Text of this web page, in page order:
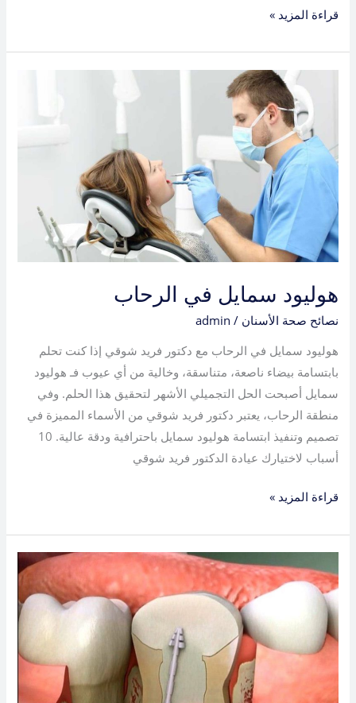
قراءة المزيد »
هوليود سمايل في الرحاب
نصائح صحة الأسنان /
admin
هوليود سمايل في الرحاب مع دكتور فريد شوقي إذا كنت تحلم
بابتسامة بيضاء ناصعة، متناسقة، وخالية من أي عيوب فـ هوليود
سمايل أصبحت الحل التجميلي الأشهر لتحقيق هذا الحلم. وفي
منطقة الرحاب، يعتبر دكتور فريد شوقي من الأسماء المميزة في
تصميم وتنفيذ ابتسامة هوليود سمايل باحترافية ودقة عالية. 10
أسباب لاختيارك عيادة الدكتور فريد شوقي
سمايل
الرحاب
قراءة المزيد »
الجذور